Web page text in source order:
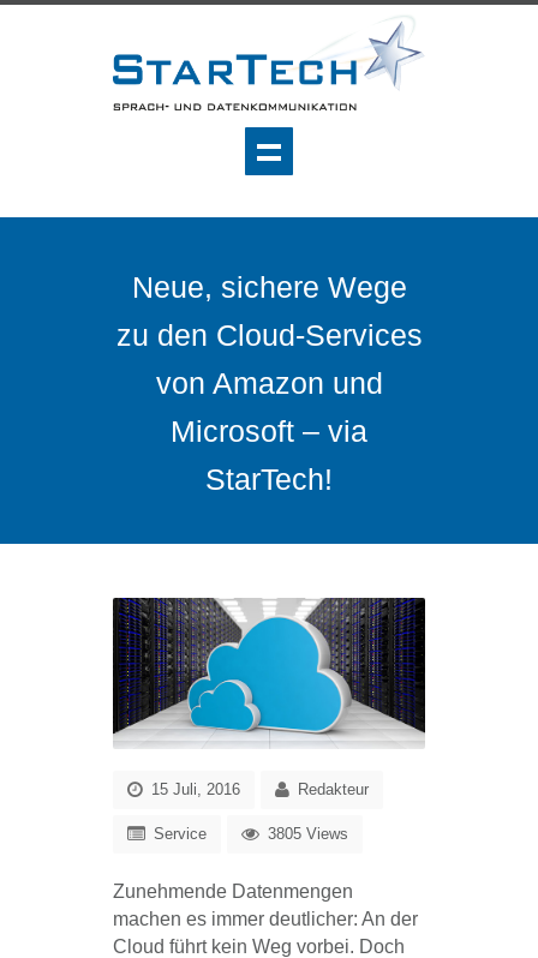
Neue, sichere Wege
zu den Cloud-Services
von Amazon und
Microsoft – via
StarTech!
15 Juli, 2016 Redakteur
Service 3805 Views
Zunehmende Datenmengen
machen es immer deutlicher: An der
Cloud führt kein Weg vorbei. Doch